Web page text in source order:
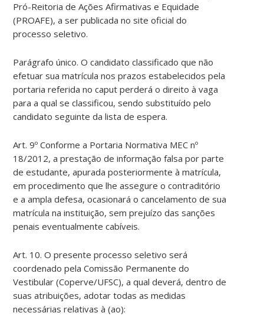
Pró-Reitoria de Ações Afirmativas e Equidade
(PROAFE), a ser publicada no site oficial do
processo seletivo.
Parágrafo único. O candidato classificado que não
efetuar sua matrícula nos prazos estabelecidos pela
portaria referida no caput perderá o direito à vaga
para a qual se classificou, sendo substituído pelo
candidato seguinte da lista de espera.
Art. 9º Conforme a Portaria Normativa MEC nº
18/2012, a prestação de informação falsa por parte
de estudante, apurada posteriormente à matrícula,
em procedimento que lhe assegure o contraditório
e a ampla defesa, ocasionará o cancelamento de sua
matrícula na instituição, sem prejuízo das sanções
penais eventualmente cabíveis.
Art. 10. O presente processo seletivo será
coordenado pela Comissão Permanente do
Vestibular (Coperve/UFSC), a qual deverá, dentro de
suas atribuições, adotar todas as medidas
necessárias relativas à (ao):